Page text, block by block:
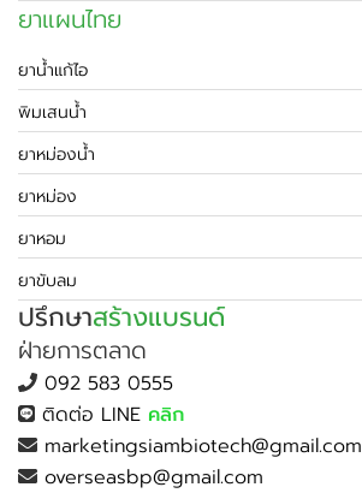
ยาแผนไทย
ยาน้ำแก้ไอ
พิมเสนน้ำ
ยาหม่องน้ำ
ยาหม่อง
ยาหอม
ยาขับลม
ปรึกษาสร้างแบรนด์
ฝ่ายการตลาด
092 583 0555
ติดต่อ LINE คลิก
marketingsiambiotech@gmail.com
overseasbp@gmail.com